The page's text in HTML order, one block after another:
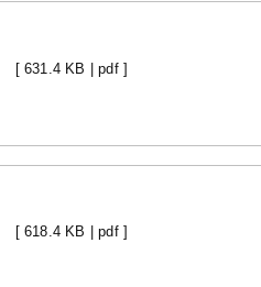
[ 631.4 KB | pdf ]
[ 618.4 KB | pdf ]